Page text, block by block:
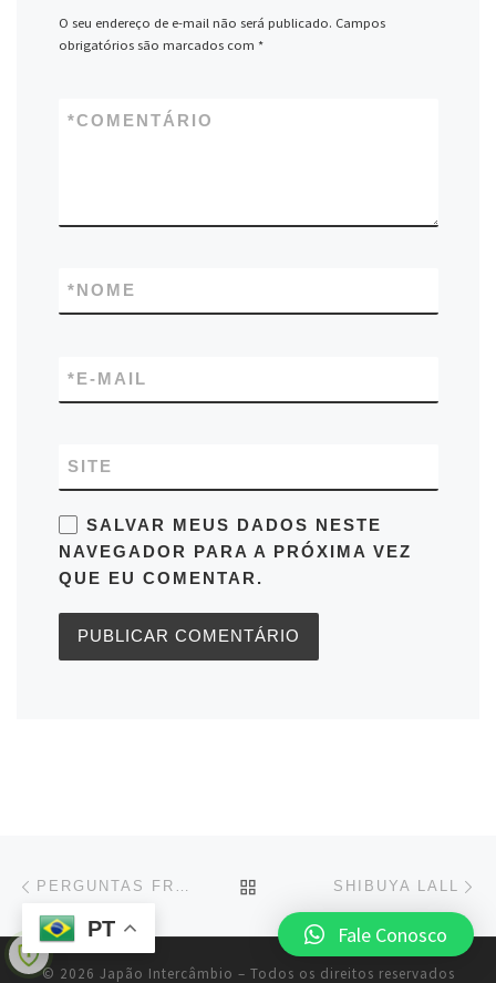
O seu endereço de e-mail não será publicado. Campos
obrigatórios são marcados com *
COMENTÁRIO
*
NOME
*
E-MAIL
*
SITE
SALVAR MEUS DADOS NESTE
NAVEGADOR PARA A PRÓXIMA VEZ
QUE EU COMENTAR.
Navegação do post
PERGUNTAS FREQUENTES FAQS – INTERCÂMBIO NO JAPÃO VOLTAR PARA O TOPO
SHIBUYA LALL
© 2026 Japão Intercâmbio – Todos os direitos reservados
PT Fale Conosco